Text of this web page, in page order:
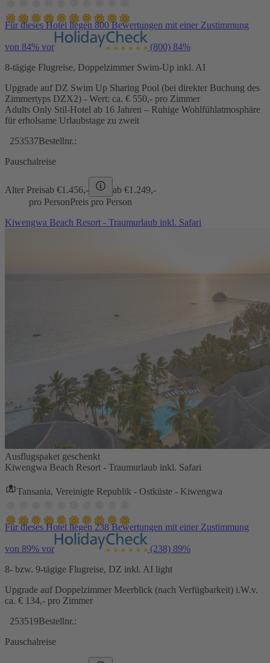
Für dieses Hotel liegen 800 Bewertungen mit einer Zustimmung
von 84% vor (800) 84%
8-tägige Flugreise, Doppelzimmer Swim-Up inkl. AI
Upgrade auf DZ Swim Up Sharing Pool (bei direkter Buchung des
Zimmertyps DZX2) - Wert: ca. € 550,- pro Zimmer
Adults Only Stil-Hotel ab 16 Jahren – Ruhige Wohlfühlatmosphäre
für erholsame Urlaubstage zu zweit
253537Bestellnr.:
Pauschalreise
Alter Preisab €1.456,- ab €1.249,-
pro PersonPreis pro Person
Kiwengwa Beach Resort - Traumurlaub inkl. Safari
Ausflugspaket geschenkt
Kiwengwa Beach Resort - Traumurlaub inkl. Safari
Tansania, Vereinigte Republik - Ostküste - Kiwengwa
Für dieses Hotel liegen 238 Bewertungen mit einer Zustimmung
von 89% vor (238) 89%
8- bzw. 9-tägige Flugreise, DZ inkl. AI light
Upgrade auf Doppelzimmer Meerblick (nach Verfügbarkeit) i.W.v.
ca. € 134,- pro Zimmer
253519Bestellnr.:
Pauschalreise